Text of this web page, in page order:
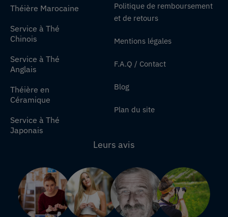
Théière Marocaine
Service à Thé
Chinois
Service à Thé
Anglais
Théière en
Céramique
Service à Thé
Japonais
Politique de remboursement
et de retours
Mentions légales
F.A.Q / Contact
Blog
Plan du site
Leurs avis